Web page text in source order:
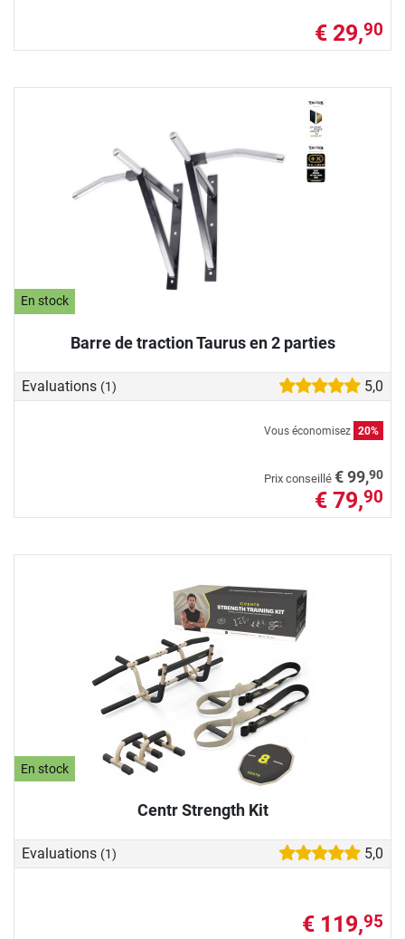
€ 29,90
En stock
Barre de traction Taurus en 2 parties
Evaluations (1) 5,0
Vous économisez 20%
Prix conseillé € 99,90
€ 79,90
En stock
Centr Strength Kit
Evaluations (1) 5,0
€ 119,95